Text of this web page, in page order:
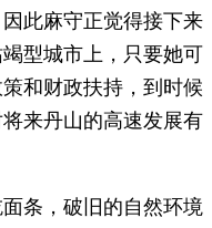
此麻守正觉得接下来
型城市上，只要她可
和财政扶持，到时候
来丹山的高速发展有
条，破旧的自然环境